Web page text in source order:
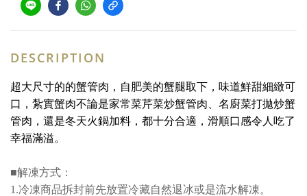
DESCRIPTION
超大尺寸的的蟹管肉，自肥美的蟹腿取下，味道鮮甜細緻可
口，紮實蟹肉不論是家常菜芹菜炒蟹管肉、名廚菜打拋炒蟹
管肉，還是冬天火鍋加料，都十分合適，滑順口感令人吃了
幸福滿溢。
■解凍方式：
1.冷凍商品拆封前先放置冷藏自然退冰或是流水解凍。